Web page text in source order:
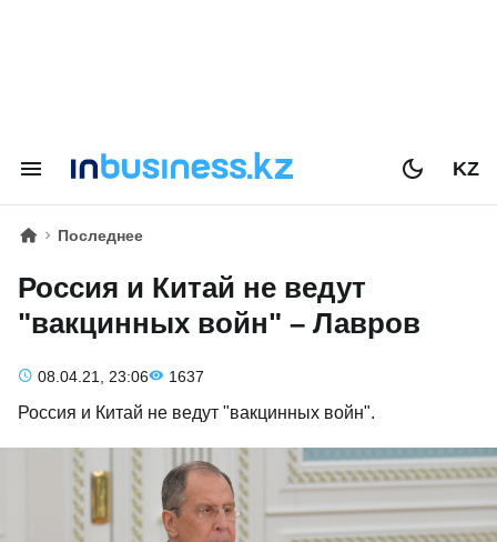
KZ
Последнее
Россия и Китай не ведут
"вакцинных войн" – Лавров
08.04.21, 23:06 1637
Россия и Китай не ведут "вакцинных войн".